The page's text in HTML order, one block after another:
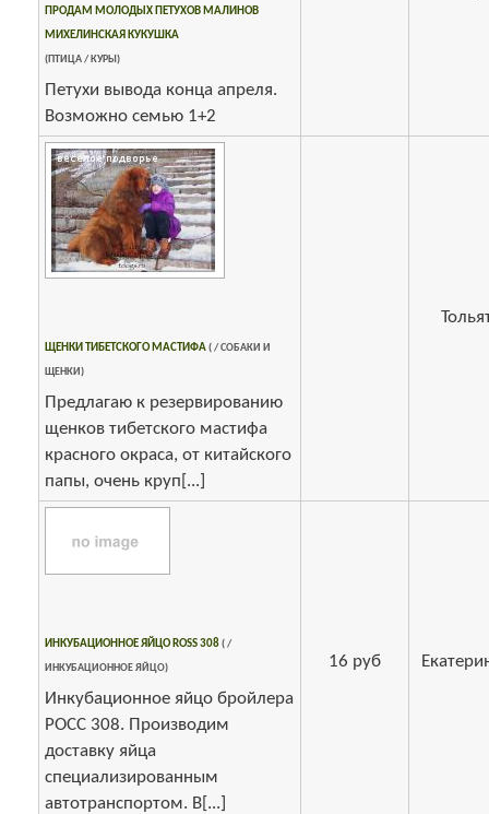
ПРОДАМ МОЛОДЫХ ПЕТУХОВ МАЛИНОВ
МИХЕЛИНСКАЯ КУКУШКА
(ПТИЦА / КУРЫ)
Петухи вывода конца апреля.
Возможно семью 1+2
ЩЕНКИ ТИБЕТСКОГО МАСТИФА( / СОБАКИ И
ЩЕНКИ)
Предлагаю к резервированию
щенков тибетского мастифа
красного окраса, от китайского
папы, очень круп[...]
ИНКУБАЦИОННОЕ ЯЙЦО ROSS 308( /
ИНКУБАЦИОННОЕ ЯЙЦО)
Инкубационное яйцо бройлера
РОСС 308. Производим
доставку яйца
специализированным
автотранспортом. В[...]
16 руб